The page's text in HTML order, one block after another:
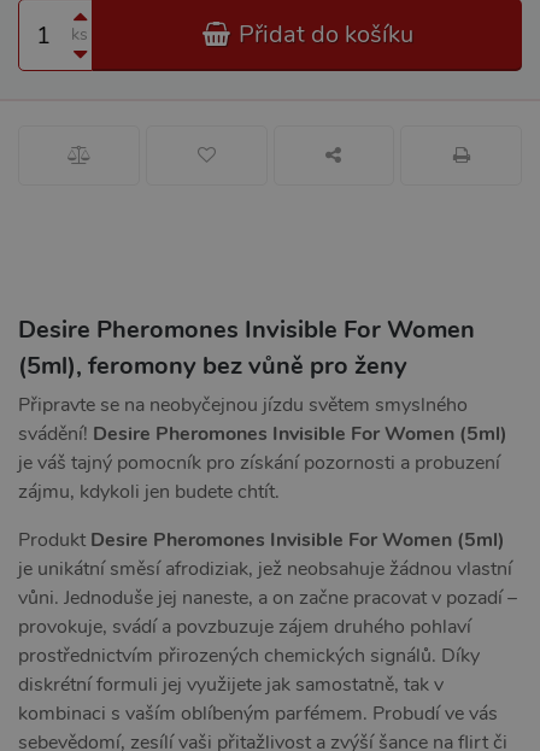
ks Přidat do košíku
Desire Pheromones Invisible For Women
(5ml), feromony bez vůně pro ženy
Připravte se na neobyčejnou jízdu světem smyslného
svádění! Desire Pheromones Invisible For Women (5ml)
je váš tajný pomocník pro získání pozornosti a probuzení
zájmu, kdykoli jen budete chtít.
Produkt Desire Pheromones Invisible For Women (5ml)
je unikátní směsí afrodiziak, jež neobsahuje žádnou vlastní
vůni. Jednoduše jej naneste, a on začne pracovat v pozadí –
provokuje, svádí a povzbuzuje zájem druhého pohlaví
prostřednictvím přirozených chemických signálů. Díky
diskrétní formuli jej využijete jak samostatně, tak v
kombinaci s vaším oblíbeným parfémem. Probudí ve vás
sebevědomí, zesílí vaši přitažlivost a zvýší šance na flirt či